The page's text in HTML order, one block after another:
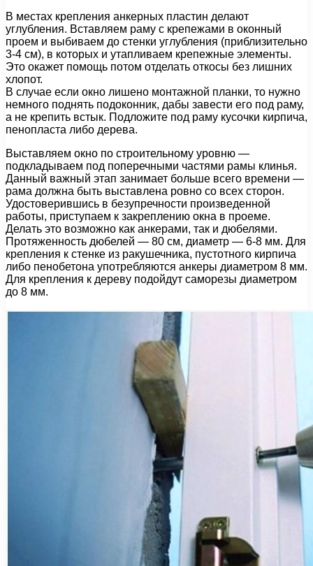
В местах крепления анкерных пластин делают
углубления. Вставляем раму с крепежами в оконный
проем и выбиваем до стенки углубления (приблизительно
3-4 см), в которых и утапливаем крепежные элементы.
Это окажет помощь потом отделать откосы без лишних
хлопот.
В случае если окно лишено монтажной планки, то нужно
немного поднять подоконник, дабы завести его под раму,
а не крепить встык. Подложите под раму кусочки кирпича,
пенопласта либо дерева.
Выставляем окно по строительному уровню —
подкладываем под поперечными частями рамы клинья.
Данный важный этап занимает больше всего времени —
рама должна быть выставлена ровно со всех сторон.
Удостоверившись в безупречности произведенной
работы, приступаем к закреплению окна в проеме.
Делать это возможно как анкерами, так и дюбелями.
Протяженность дюбелей — 80 см, диаметр — 6-8 мм. Для
крепления к стенке из ракушечника, пустотного кирпича
либо пенобетона употребляются анкеры диаметром 8 мм.
Для крепления к дереву подойдут саморезы диаметром
до 8 мм.